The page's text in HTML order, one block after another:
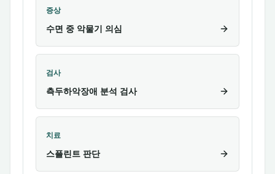
증상
수면 중 악물기 의심
검사
측두하악장애 분석 검사
치료
스플린트 판단